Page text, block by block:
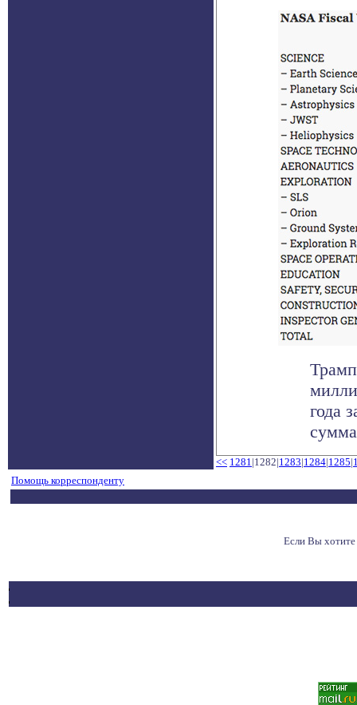
года
<< 1281|1282|1283|1284|1285|
Помощь корреспонденту
Если Вы